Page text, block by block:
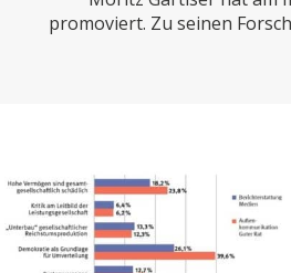
promoviert. Zu seinen